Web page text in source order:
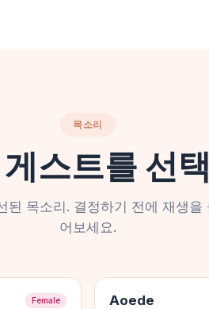
목소리
스트를 선
된 목소리. 결정하기 전에 재생을
어보세요.
Female Aoede